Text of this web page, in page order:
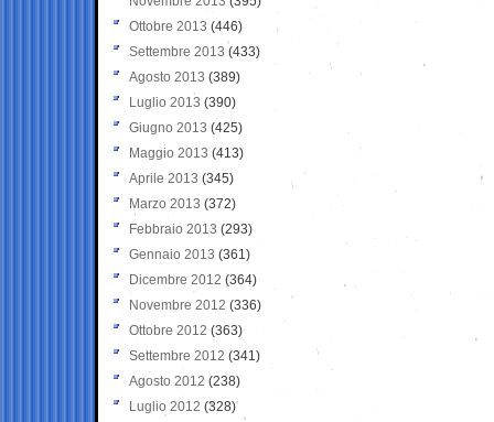
Ottobre 2013 (446)
Settembre 2013 (433)
Agosto 2013 (389)
Luglio 2013 (390)
Giugno 2013 (425)
Maggio 2013 (413)
Aprile 2013 (345)
Marzo 2013 (372)
Febbraio 2013 (293)
Gennaio 2013 (361)
Dicembre 2012 (364)
Novembre 2012 (336)
Ottobre 2012 (363)
Settembre 2012 (341)
Agosto 2012 (238)
Luglio 2012 (328)